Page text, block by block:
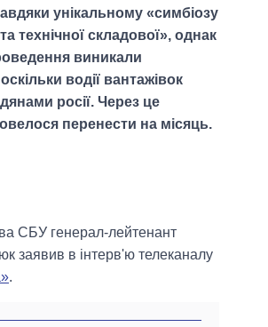
унікальному «симбіозу
технічної складової», однак
виникали
водії вантажівок
росії. Через це
перенести на місяць.
СБУ генерал-лейтенант
заявив в інтерв'ю телеканалу
.